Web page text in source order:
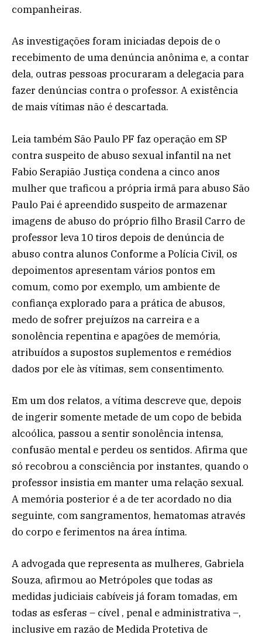
companheiras.
As investigações foram iniciadas depois de o
recebimento de uma denúncia anônima e, a contar
dela, outras pessoas procuraram a delegacia para
fazer denúncias contra o professor. A existência
de mais vítimas não é descartada.
Leia também São Paulo PF faz operação em SP
contra suspeito de abuso sexual infantil na net
Fabio Serapião Justiça condena a cinco anos
mulher que traficou a própria irmã para abuso São
Paulo Pai é apreendido suspeito de armazenar
imagens de abuso do próprio filho Brasil Carro de
professor leva 10 tiros depois de denúncia de
abuso contra alunos Conforme a Polícia Civil, os
depoimentos apresentam vários pontos em
comum, como por exemplo, um ambiente de
confiança explorado para a prática de abusos,
medo de sofrer prejuízos na carreira e a
sonolência repentina e apagões de memória,
atribuídos a supostos suplementos e remédios
dados por ele às vítimas, sem consentimento.
Em um dos relatos, a vítima descreve que, depois
de ingerir somente metade de um copo de bebida
alcoólica, passou a sentir sonolência intensa,
confusão mental e perdeu os sentidos. Afirma que
só recobrou a consciência por instantes, quando o
professor insistia em manter uma relação sexual.
A memória posterior é a de ter acordado no dia
seguinte, com sangramentos, hematomas através
do corpo e ferimentos na área íntima.
A advogada que representa as mulheres, Gabriela
Souza, afirmou ao Metrópoles que todas as
medidas judiciais cabíveis já foram tomadas, em
todas as esferas – cível , penal e administrativa –,
inclusive em razão de Medida Protetiva de